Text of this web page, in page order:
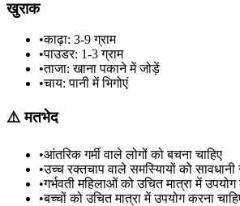
खुराक
•काढ़ा: 3-9 ग्राम
•पाउडर: 1-3 ग्राम
•ताजा: खाना पकाने में जोड़ें
•चाय: पानी में भिगोएं
⚠️मतभेद
•आंतरिक गर्मी वाले लोगों को बचना चाहिए
•उच्च रक्तचाप वाले समस्याियों को
•गर्भवती महिलाओं को उचित मात्रा में उपयोग
•बच्चों को उचित मात्रा में उपयोग करना